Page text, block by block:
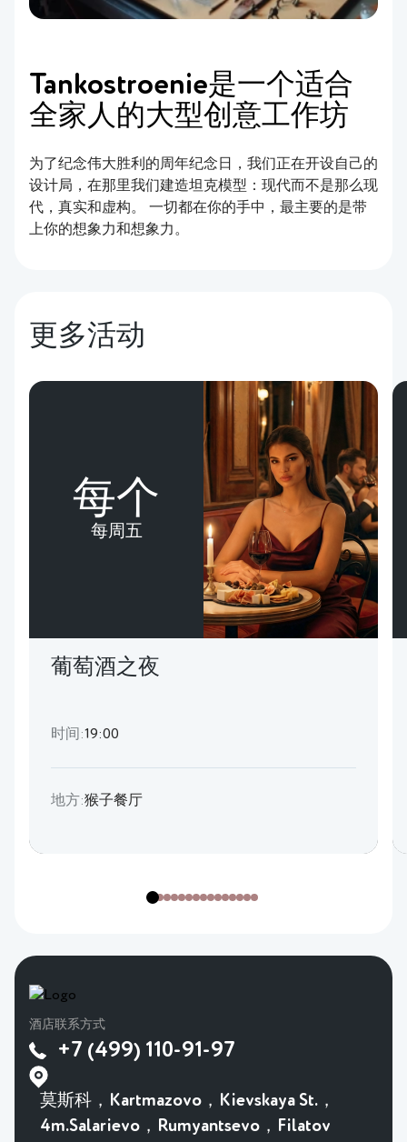
Tankostroenie是一个适合
全家人的大型创意工作坊
为了纪念伟大胜利的周年纪念日，我们正在开设自己的
设计局，在那里我们建造坦克模型：现代而不是那么现
代，真实和虚构。 一切都在你的手中，最主要的是带
上你的想象力和想象力。
更多活动
每个
每周五
葡萄酒之夜
时间:19:00
地方:猴子餐厅
酒店联系方式
+7 (499) 110-91-97
莫斯科，Kartmazovo，Kievskaya St.，
4m.Salarievo，Rumyantsevo，Filatov